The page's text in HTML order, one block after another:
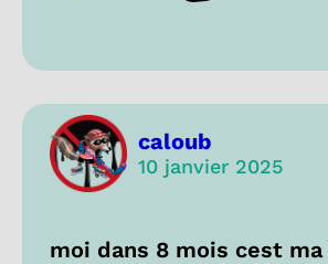
caloub
10 janvier 2025
moi dans 8 mois cest